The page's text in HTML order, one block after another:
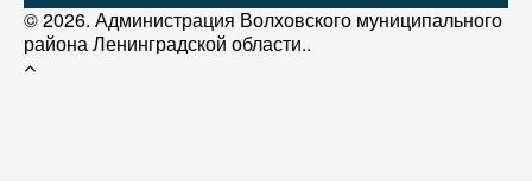
© 2026. Администрация Волховского муниципального
района Ленинградской области..